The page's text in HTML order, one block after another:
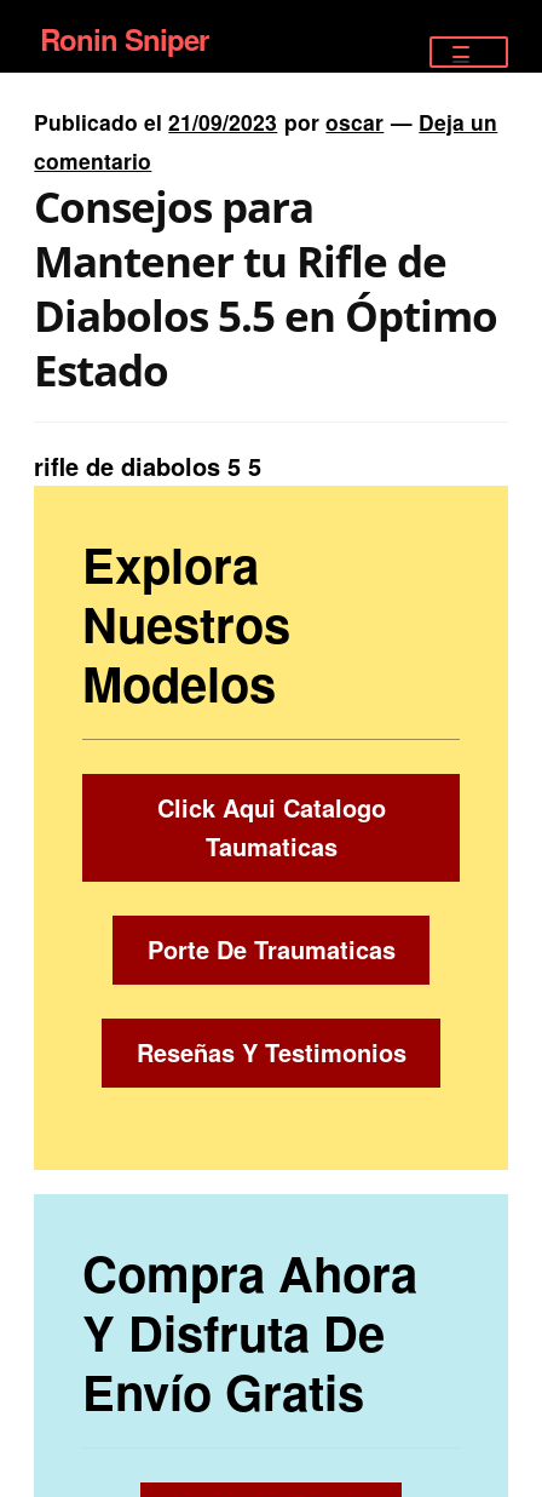
Ir
a
la
navegación
Ir
al
contenido
Ronin Sniper
PISTOLAS
RIFLES DEPORTIVOS
SATELITALES
Publicado el21/09/2023 poroscar — Deja un
comentario
Consejos para
Mantener tu Rifle de
Diabolos 5.5 en Óptimo
Estado
rifle de diabolos 5 5
Explora
Nuestros
Modelos
Click Aqui Catalogo
Taumaticas
Porte De Traumaticas
Reseñas Y Testimonios
Compra Ahora
Y Disfruta De
Envío Gratis